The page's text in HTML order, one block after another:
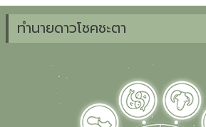
ทำนายดาวโชคชะตา